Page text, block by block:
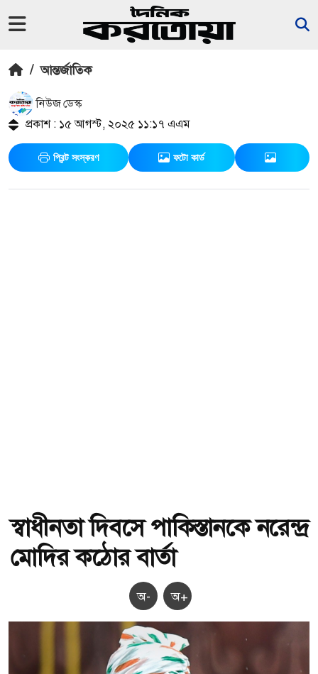
/ আন্তর্জাতিক
নিউজ ডেস্ক
প্রকাশ : ১৫ আগস্ট, ২০২৫ ১১:১৭ এএম
প্রিন্ট সংস্করণ ফটো কার্ড
স্বাধীনতা দিবসে পাকিস্তানকে নরেন্দ্র
মোদির কঠোর বার্তা
অ- অ+